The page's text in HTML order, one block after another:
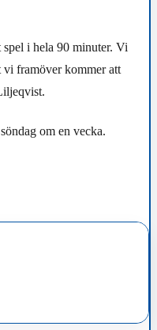
i hela 90 minuter. Vi
vi framöver kommer att
om en vecka.